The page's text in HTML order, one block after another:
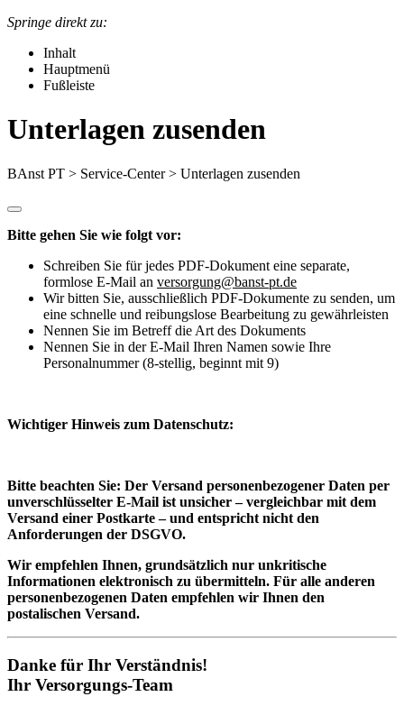
Springe direkt zu:
Inhalt
Hauptmenü
Fußleiste
Unterlagen zusenden
BAnst PT > Service-Center> Unterlagen zusenden
Bitte gehen Sie wie folgt vor:
Schreiben Sie für jedes PDF-Dokument eine separate,
formlose E-Mail an versorgung@banst-pt.de
Wir bitten Sie, ausschließlich PDF-Dokumente zu senden, um
eine schnelle und reibungslose Bearbeitung zu gewährleisten
Nennen Sie im Betreff die Art des Dokuments
Nennen Sie in der E-Mail Ihren Namen sowie Ihre
Personalnummer (8-stellig, beginnt mit 9)
Wichtiger Hinweis zum Datenschutz:
Bitte beachten Sie: Der Versand personenbezogener Daten per
unverschlüsselter E‑Mail ist unsicher – vergleichbar mit dem
Versand einer Postkarte – und entspricht nicht den
Anforderungen der DSGVO.
Wir empfehlen Ihnen, grundsätzlich nur unkritische
Informationen elektronisch zu übermitteln. Für alle anderen
personenbezogenen Daten empfehlen wir Ihnen den
postalischen Versand.
Danke für Ihr Verständnis!
Ihr Versorgungs-Team